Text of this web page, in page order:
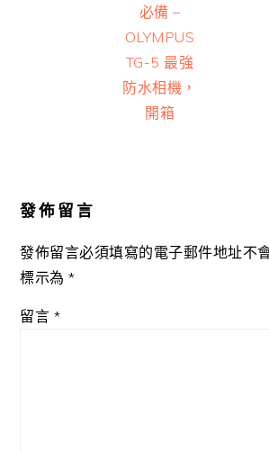
Post:
必備 –
OLYMPUS
TG-5 最強
防水相機，
開箱
發佈留言
發佈留言必須填寫的電子郵件地址不
標示為*
留言 *